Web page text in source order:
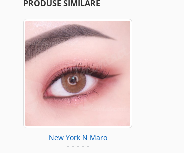
PRODUSE SIMILARE
New York N Maro